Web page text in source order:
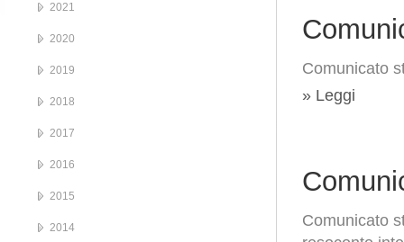
Comunicato
» Leggi
Comunicato
2021
2020
2019
2018
2017
2016
2015
2014